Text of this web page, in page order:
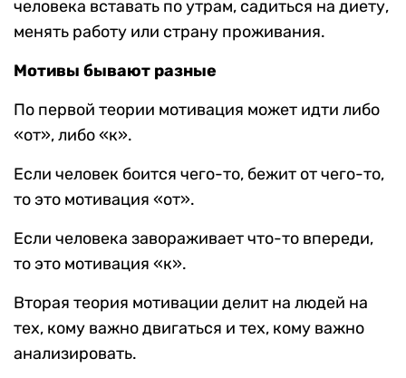
человека вставать по утрам, садиться на диету,
менять работу или страну проживания.
Мотивы бывают разные
По первой теории мотивация может идти либо
«от», либо «к».
Если человек боится чего-то, бежит от чего-то,
то это мотивация «от».
Если человека завораживает что-то впереди,
то это мотивация «к».
Вторая теория мотивации делит на людей на
тех, кому важно двигаться и тех, кому важно
анализировать.